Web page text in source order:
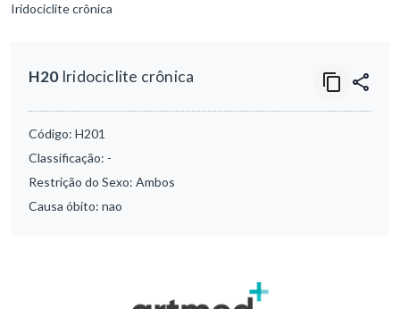
Iridociclite crônica
H20Iridociclite crônica
Código: H201
Classificação: -
Restrição do Sexo: Ambos
Causa óbito: nao